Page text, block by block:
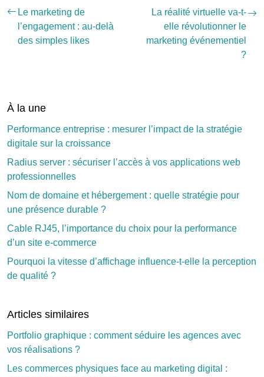
Le marketing de
l’engagement : au-delà
des simples likes
La réalité virtuelle va-t-
elle révolutionner le
marketing événementiel
?
À la une
Performance entreprise : mesurer l’impact de la stratégie
digitale sur la croissance
Radius server : sécuriser l’accès à vos applications web
professionnelles
Nom de domaine et hébergement : quelle stratégie pour
une présence durable ?
Cable RJ45, l’importance du choix pour la performance
d’un site e-commerce
Pourquoi la vitesse d’affichage influence-t-elle la perception
de qualité ?
Articles similaires
Portfolio graphique : comment séduire les agences avec
vos réalisations ?
Les commerces physiques face au marketing digital :